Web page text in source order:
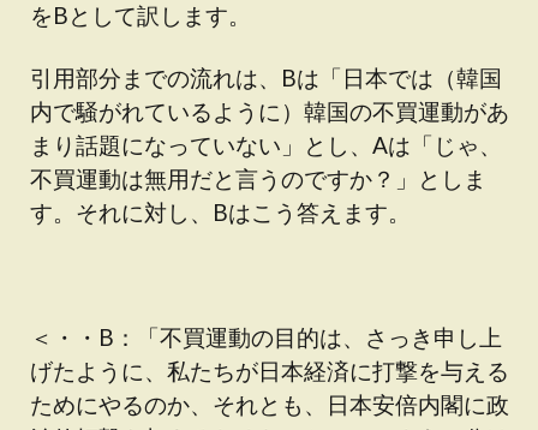
をBとして訳します。
引用部分までの流れは、Bは「日本では（韓国
内で騒がれているように）韓国の不買運動があ
まり話題になっていない」とし、Aは「じゃ、
不買運動は無用だと言うのですか？」としま
す。それに対し、Bはこう答えます。
＜・・B：「不買運動の目的は、さっき申し上
げたように、私たちが日本経済に打撃を与える
ためにやるのか、それとも、日本安倍内閣に政